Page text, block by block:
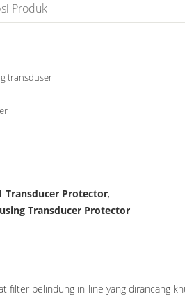
Produk
transduser
Transducer Protector,
Transducer Protector
filter pelindung in-line yang dirancang